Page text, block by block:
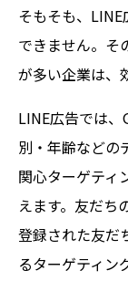
そもそも、
できません。そ
が多い企業は、
LINE広告では
別・年齢などの
関心ターゲティ
えます。友だち
登録された友だ
るターゲティン